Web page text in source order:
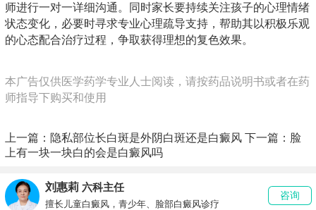
师进行一对一详细沟通。同时家长要持续关注孩子的心理情绪
状态变化，必要时寻求专业心理疏导支持，帮助其以积极乐观
的心态配合治疗过程，争取获得理想的复色效果。
本广告仅供医学药学专业人士阅读，请按药品说明书或者在药
师指导下购买和使用
上一篇： 隐私部位长白斑是外阴白斑还是白癜风 下一篇： 脸
上有一块一块白的会是白癜风吗
刘惠莉 六科主任
擅长儿童白癜风，青少年、脸部白癜风诊疗
咨询